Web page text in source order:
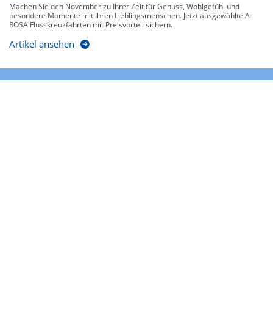
Machen Sie den November zu Ihrer Zeit für Genuss, Wohlgefühl und
besondere Momente mit Ihren Lieblingsmenschen. Jetzt ausgewählte A-
ROSA Flusskreuzfahrten mit Preisvorteil sichern.
Artikel ansehen